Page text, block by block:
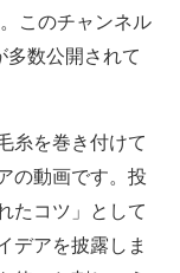
。このチャンネル
多数公開されて
糸を巻き付けて
の動画です。投
たコツ」として
デアを披露しま